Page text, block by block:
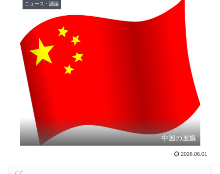
韓国人「韓国人が『日本の地下鉄は複雑すぎる』と感じ
る驚きの理由がこちらです‥」→「あまりの難易度の高
さに冷や汗をかいた‥」
▶
外国人「初めてトラウマになった日本のアニメといえば
何？」
韓国人「日本の老舗で働く職人が明かした”日本の伝統
料理の秘密”がこちら・・・」
外国人「プレミアで見たい」日本代表森保一監督、退任
後は海外クラブの監督挑戦か!?「視野には入れていま
す」制度上は欧州での監督就任が可能【海外の反応】
海外「日本の人は、アメリカの揚げ寿司についてどう思
ニュース・議論
中国の国旗
2026.06.01